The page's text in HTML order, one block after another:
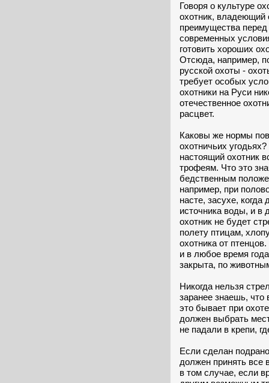
Говоря о культуре
охотник, владеющий
преимущества перед
современных
готовить хороших
Отсюда, например,
русской охоты -
требует особых
охотники на Руси
отечественное
расцвет.
Каковы же нормы
охотничьих
настоящий охотник
трофеям. Что это
бедственным
например, при
насте, засухе, когда
источника воды, и в
охотник не будет
полету птицам,
охотника от
и в любое время
закрыта, по
Никогда нельзя
заранее знаешь, что
это бывает при
должен выбрать
не падали в крепи,
Если сделан
должен принять все
в том случае, если